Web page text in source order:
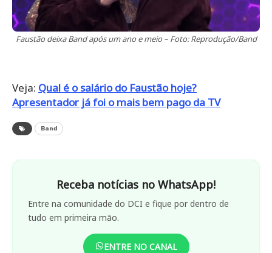
Faustão deixa Band após um ano e meio – Foto: Reprodução/Band
Veja: Qual é o salário do Faustão hoje?
Apresentador já foi o mais bem pago da TV
Band
Receba notícias no WhatsApp!
Entre na comunidade do DCI e fique por dentro de
tudo em primeira mão.
ENTRE NO CANAL